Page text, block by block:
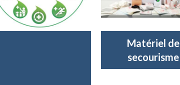
Matériel de
secourisme